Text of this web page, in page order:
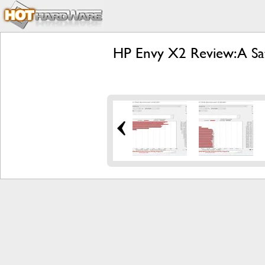
HP Envy X2 Review: A